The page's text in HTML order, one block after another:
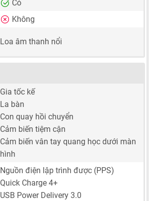
Có
Không
Loa âm thanh nổi
Gia tốc kế
La bàn
Con quay hồi chuyển
Cảm biến tiệm cận
Cảm biến vân tay quang học dưới màn
hình
Nguồn điện lập trình được (PPS)
Quick Charge 4+
USB Power Delivery 3.0